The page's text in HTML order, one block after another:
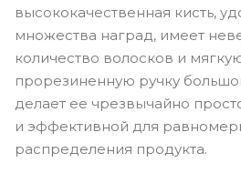
высококачественная кисть,
множества наград, имеет
количество волосков и
прорезиненную ручку
делает ее чрезвычайно
и эффективной для
распределения продукта.